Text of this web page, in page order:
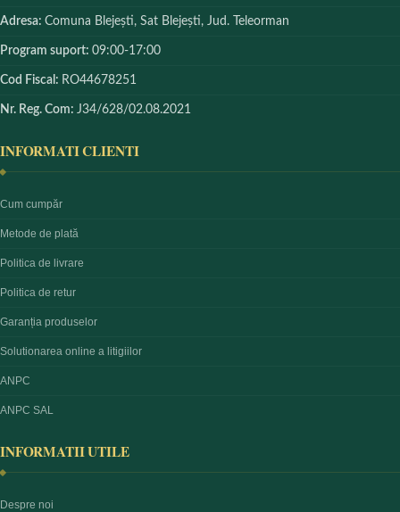
Adresa: Comuna Blejești, Sat Blejești, Jud. Teleorman
Program suport: 09:00-17:00
Cod Fiscal: RO44678251
Nr. Reg. Com: J34/628/02.08.2021
INFORMATI CLIENTI
Cum cumpăr
Metode de plată
Politica de livrare
Politica de retur
Garanția produselor
Solutionarea online a litigiilor
ANPC
ANPC SAL
INFORMATII UTILE
Despre noi